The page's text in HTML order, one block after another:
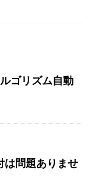
ゴリズム自動
は問題ありませ